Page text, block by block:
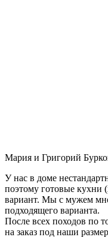
Мария и Григорий
У нас в доме
поэтому готовые кухни
вариант. Мы с мужем
подходящего варианта.
После всех походов по
на заказ под наши